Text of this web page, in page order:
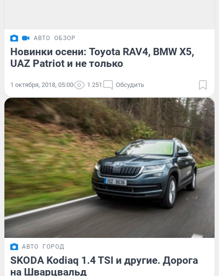
АВТО ОБЗОР
Новинки осени: Toyota RAV4, BMW X5,
UAZ Patriot и не только
1 октября, 2018, 05:00 1 251 Обсудить
АВТО ГОРОД
SKODA Kodiaq 1.4 TSI и другие. Дорога
на Шварцвальд